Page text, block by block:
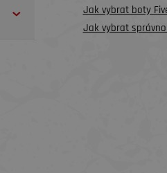
Jak vybrat boty
Jak vybrat